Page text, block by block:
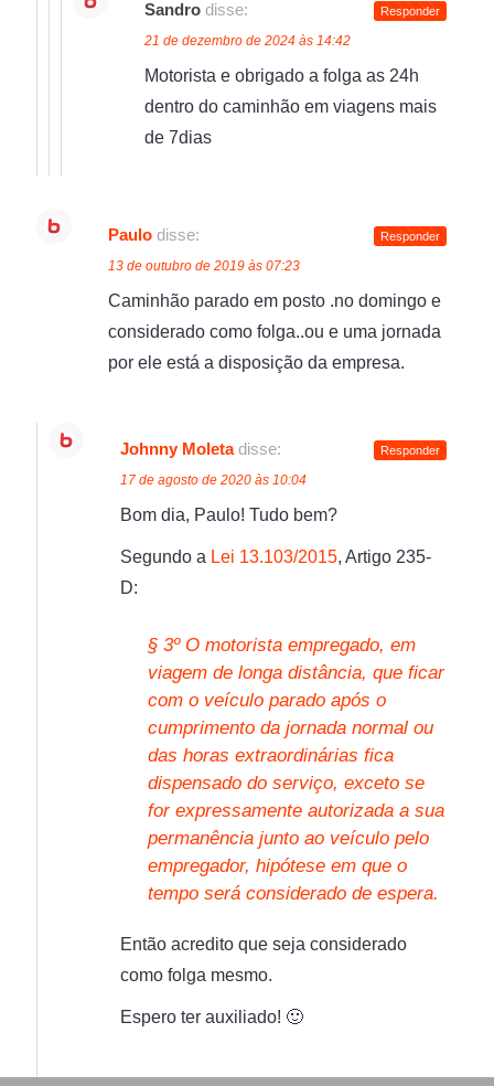
Sandro disse:
21 de dezembro de 2024 às 14:42
Motorista e obrigado a folga as 24h
dentro do caminhão em viagens mais
de 7dias
Responder
Paulo disse:
13 de outubro de 2019 às 07:23
Caminhão parado em posto .no domingo e
considerado como folga..ou e uma jornada
por ele está a disposição da empresa.
Responder
Johnny Moleta disse:
17 de agosto de 2020 às 10:04
Bom dia, Paulo! Tudo bem?
Segundo a Lei 13.103/2015, Artigo 235-
D:
§ 3º O motorista empregado, em
viagem de longa distância, que ficar
com o veículo parado após o
cumprimento da jornada normal ou
das horas extraordinárias fica
dispensado do serviço, exceto se
for expressamente autorizada a sua
permanência junto ao veículo pelo
empregador, hipótese em que o
tempo será considerado de espera.
Então acredito que seja considerado
como folga mesmo.
Espero ter auxiliado! 🙂
Responder